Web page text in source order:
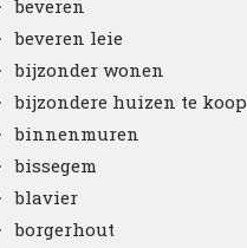
beveren
beveren leie
bijzonder wonen
bijzondere huizen te koop
binnenmuren
bissegem
blavier
borgerhout